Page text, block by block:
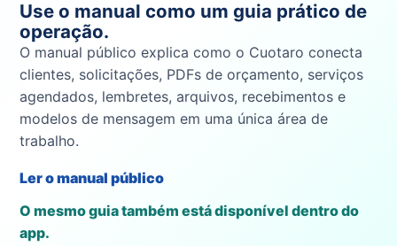
Use o manual como um guia prático de
operação.
O manual público explica como o Cuotaro conecta
clientes, solicitações, PDFs de orçamento, serviços
agendados, lembretes, arquivos, recebimentos e
modelos de mensagem em uma única área de
trabalho.
Ler o manual público
O mesmo guia também está disponível dentro do
app.